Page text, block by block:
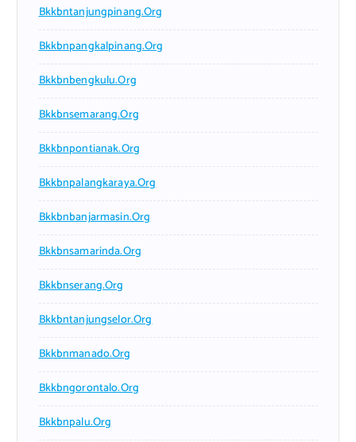
Bkkbntanjungpinang.org
Bkkbnpangkalpinang.org
Bkkbnbengkulu.org
Bkkbnsemarang.org
Bkkbnpontianak.org
Bkkbnpalangkaraya.org
Bkkbnbanjarmasin.org
Bkkbnsamarinda.org
Bkkbnserang.org
Bkkbntanjungselor.org
Bkkbnmanado.org
Bkkbngorontalo.org
Bkkbnpalu.org